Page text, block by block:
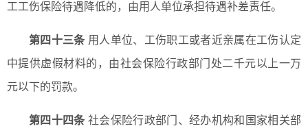
工工伤保险待遇降低的，由用人单位承担待遇补差责任。
第四十三条 用人单位、工伤职工或者近亲属在工伤认定
中提供虚假材料的，由社会保险行政部门处二千元以上一万
元以下的罚款。
第四十四条 社会保险行政部门、经办机构和国家相关部